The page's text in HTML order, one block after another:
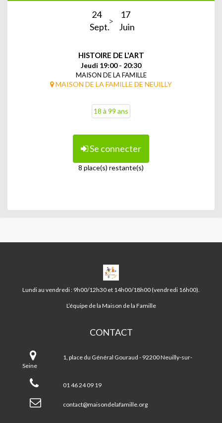
24
Sept.
17
Juin
HISTOIRE DE L'ART
Jeudi 19:00 - 20:30
MAISON DE LA FAMILLE
MAISON DE LA FAMILLE DE NEUILLY
18 à 99 ans
Se connecter
8 place(s) restante(s)
MAISON
DE
LA
DE
Lundi au vendredi : 9h00/12h30 et 14h00/18h00 (vendredi 16h00).
L’équipe de la Maison de la Famille
CONTACT
la
Neuilly
1, place du Général Gouraud - 92200 Neuilly-sur-
Seine
01 46 24 09 19
contact@maisondelafamille.org